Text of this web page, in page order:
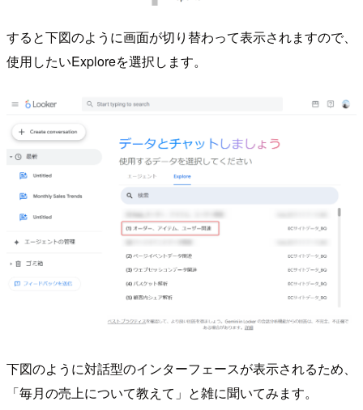
すると下図のように画面が切り替わって表示されますので、
使用したいExploreを選択します。
下図のように対話型のインターフェースが表示されるため、
「毎月の売上について教えて」と雑に聞いてみます。